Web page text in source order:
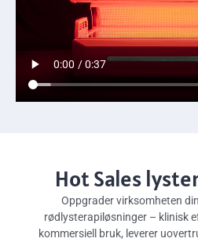
Hot Sales
Oppgrader virksomheten
rødlysterapiløsninger – klinisk
kommersiell bruk, leverer